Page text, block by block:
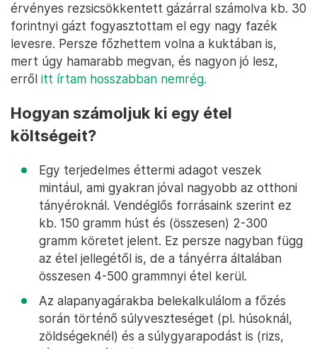
érvényes rezsicsökkentett gázárral számolva kb. 30
forintnyi gázt fogyasztottam el egy nagy fazék
levesre. Persze főzhettem volna a kuktában is,
mert úgy hamarabb megvan, és nagyon jó lesz,
erről itt írtam hosszabban nemrég.
Hogyan számoljuk ki egy étel
költségeit?
Egy terjedelmes éttermi adagot veszek
mintául, ami gyakran jóval nagyobb az otthoni
tányéroknál. Vendéglős forrásaink szerint ez
kb. 150 gramm húst és (összesen) 2-300
gramm köretet jelent. Ez persze nagyban függ
az étel jellegétől is, de a tányérra általában
összesen 4-500 grammnyi étel kerül.
Az alapanyagárakba belekalkulálom a főzés
során történő súlyveszteséget (pl. húsoknál,
zöldségeknél) és a súlygyarapodást is (rizs,